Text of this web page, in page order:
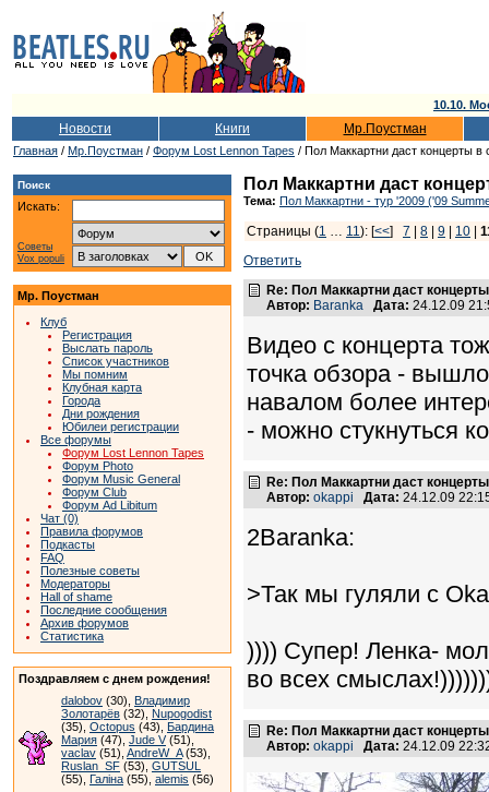
10.10.
Новости Книги Мр.Поустман
Главная / Мр.Поустман / Форум Lost Lennon Tapes / Пол Маккартни даст концерты в
Поиск
Искать:
Советы
Vox populi
Мр. Поустман
Клуб
Регистрация
Выслать пароль
Список участников
Мы помним
Клубная карта
Города
Дни рождения
Юбилеи регистрации
Все форумы
Форум Lost Lennon Tapes
Форум Photo
Форум Music General
Форум Club
Форум Ad Libitum
Чат (0)
Правила форумов
Подкасты
FAQ
Полезные советы
Модераторы
Hall of shame
Последние сообщения
Архив форумов
Статистика
Поздравляем с днем рождения!
dalobov (30), Владимир
Золотарёв (32), Nupogodist
(35), Octopus (43), Бардина
Мария (47), Jude V(51),
vaclav (51), AndreW_A(53),
Ruslan_SF (53), GUTSUL
(55), Галіна (55), alemis (56)
Пол Маккартни даст
Тема: Пол Маккартни - тур '2009 ('09
Страницы (1 … 11): [<<] 7 8 9 10
Ответить
Re: Пол Маккартни даст
Автор: Baranka Дата: 24.12.09
Видео с концерта
точка обзора -
навалом более
- можно стукнуться
Re: Пол Маккартни даст
Автор: okappi Дата: 24.12.09
2Baranka:
>Так мы гуляли с
)))) Супер! Ленка-
во всех
Re: Пол Маккартни даст
Автор: okappi Дата: 24.12.09